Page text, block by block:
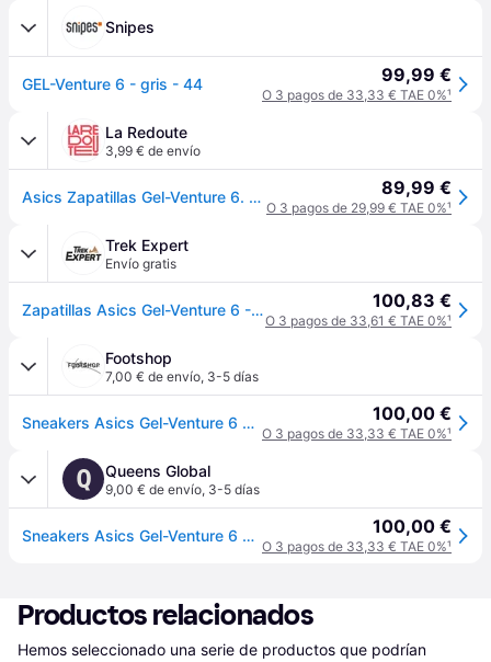
Snipes
GEL-Venture 6 - gris - 44 99,99 €
O 3 pagos de 33,33 € TAE 0%¹
La Redoute
3,99 € de envío
Asics Zapatillas Gel-Venture 6. Talla 40. Color - Gris/Crudo 89,99 €
O 3 pagos de 29,99 € TAE 0%¹
Trek Expert
Envío gratis
Zapatillas Asics Gel-Venture 6 - Gris 100,83 €
O 3 pagos de 33,61 € TAE 0%¹
Footshop
7,00 € de envío, 3-5 días
Sneakers Asics Gel-Venture 6 Clay Grey/ Cream EUR 39 100,00 €
O 3 pagos de 33,33 € TAE 0%¹
Q Queens Global
9,00 € de envío, 3-5 días
Sneakers Asics Gel-Venture 6 Clay Grey/ Cream EUR 42.5 100,00 €
O 3 pagos de 33,33 € TAE 0%¹
Productos relacionados
Hemos seleccionado una serie de productos que podrían